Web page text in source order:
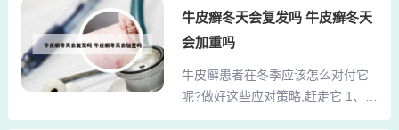
发，夏季减轻或消退者称为冬季型
银屑病。在冬季减轻或消失而夏季
研究发现，银屑病开始发病于春季
者最多，其次夏季、冬季、秋季。
牛皮癣冬重夏轻的原因：夏天天气
牛皮癣冬天会复发吗 牛皮癣冬天
会加重吗
牛皮癣患者在冬季应该怎么对付它
呢?做好这些应对策略,赶走它 1、保
持充足睡眠 冬季夜长日短，牛皮癣